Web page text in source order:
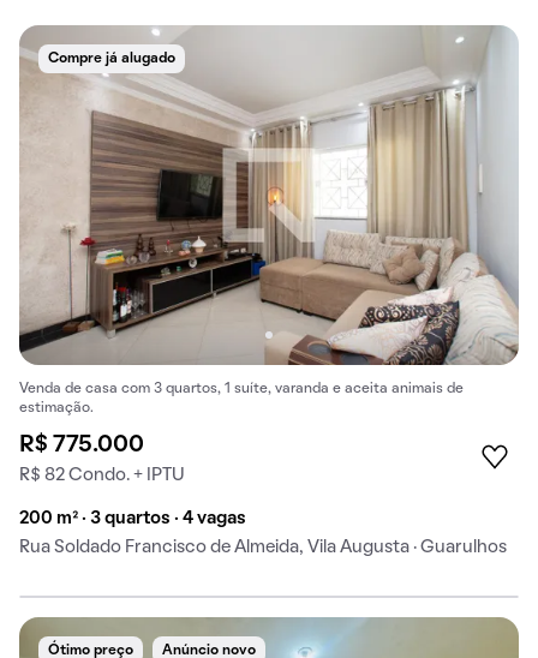
Compre já alugado
Venda de casa com 3 quartos, 1 suíte, varanda e aceita animais de
estimação.
R$ 775.000
R$ 82 Condo. + IPTU
200 m² · 3 quartos · 4 vagas
Rua Soldado Francisco de Almeida, Vila Augusta · Guarulhos
Ótimo preço Anúncio novo